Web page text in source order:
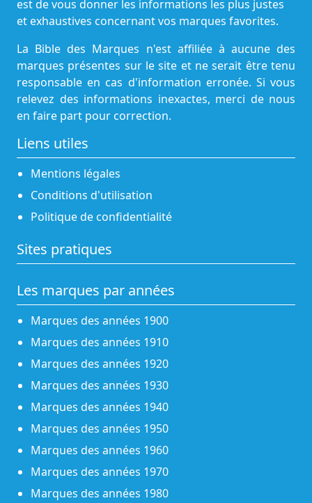
est de vous donner les informations les plus justes
et exhaustives concernant vos marques favorites.
La Bible des Marques n'est affiliée à aucune des
marques présentes sur le site et ne serait être tenu
responsable en cas d'information erronée. Si vous
relevez des informations inexactes, merci de nous
en faire part pour correction.
Liens utiles
Mentions légales
Conditions d'utilisation
Politique de confidentialité
Sites pratiques
Les marques par années
Marques des années 1900
Marques des années 1910
Marques des années 1920
Marques des années 1930
Marques des années 1940
Marques des années 1950
Marques des années 1960
Marques des années 1970
Marques des années 1980